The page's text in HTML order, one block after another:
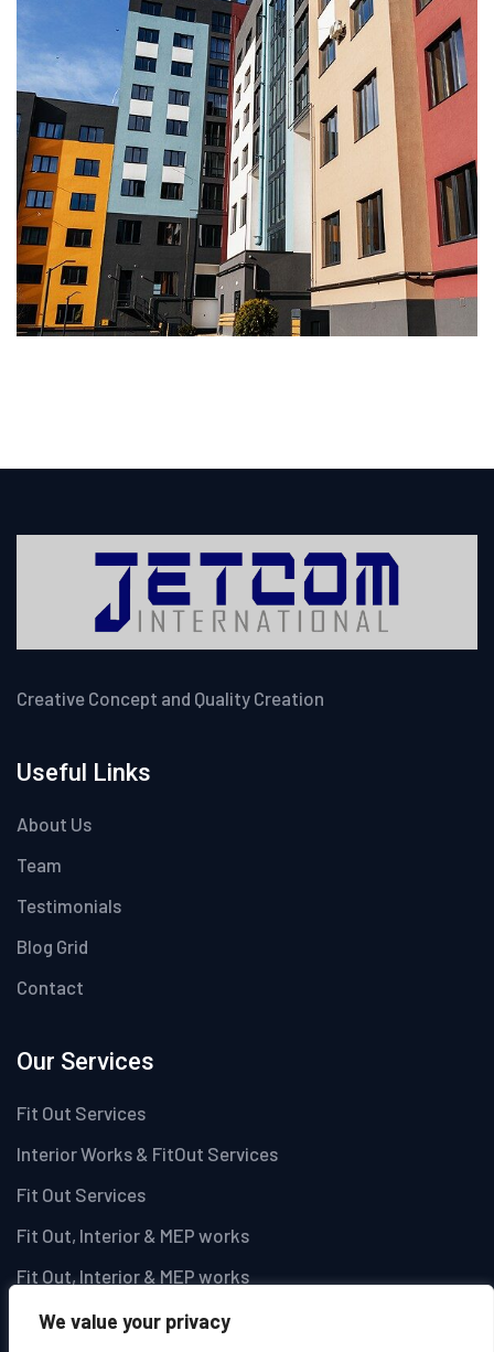
We value your privacy
Creative Concept and Quality Creation
Useful Links
About Us
Team
Testimonials
Blog Grid
Contact
Our Services
Fit Out Services
Interior Works & FitOut Services
Fit Out Services
Fit Out, Interior & MEP works
Fit Out, Interior & MEP works